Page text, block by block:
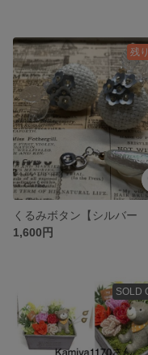
残
1,600円
SOLD